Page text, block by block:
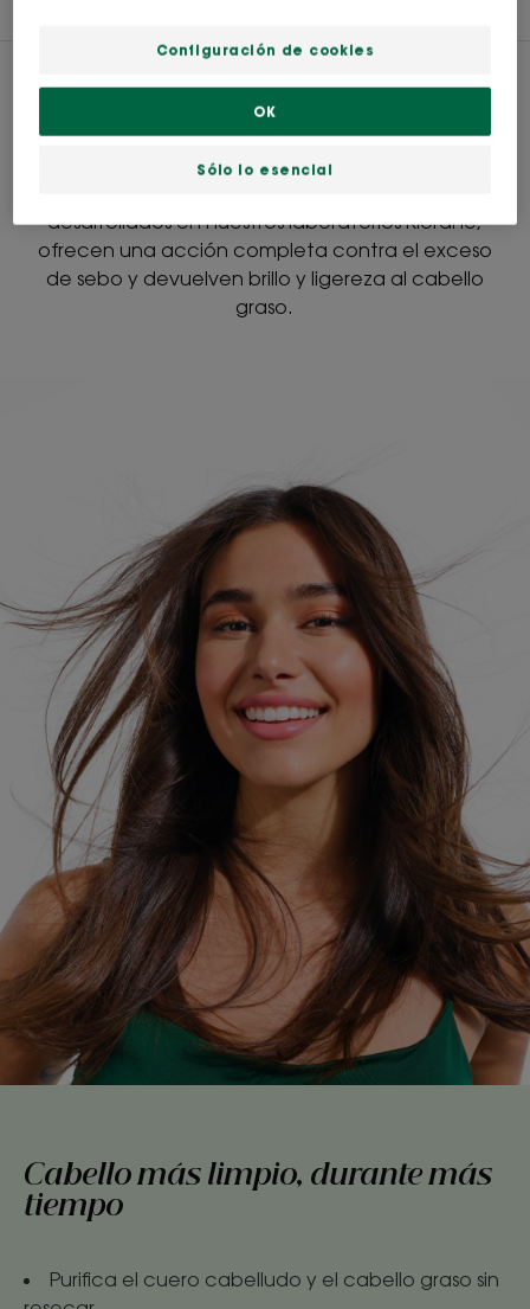
Regular y purificar el cabello
graso
desarrollados en nuestros laboratorios Klorane,
ofrecen una acción completa contra el exceso
de sebo y devuelven brillo y ligereza al cabello
graso.
Cabello más limpio, durante más
tiempo
Purifica el cuero cabelludo y el cabello graso sin
Configuración de cookies
Sólo lo esencial
OK